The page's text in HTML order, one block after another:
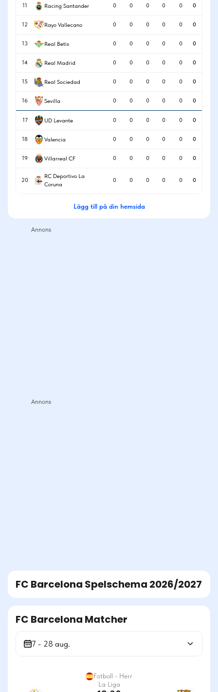
11 Racing Santander 0 0 0 0 0 0
12 Rayo Vallecano 0 0 0 0 0 0
13 Real Betis 0 0 0 0 0 0
14 Real Madrid 0 0 0 0 0 0
15 Real Sociedad 0 0 0 0 0 0
16 Sevilla 0 0 0 0 0 0
17 UD Levante 0 0 0 0 0 0
18 Valencia 0 0 0 0 0 0
19 Villarreal CF 0 0 0 0 0 0
20
RC Deportivo La
Coruna
0 0 0 0 0 0
Lägg till på din hemsida
FC Barcelona Spelschema 2026/2027
FC Barcelona Matcher
7 - 28 aug.
Fotboll - Herr
La Liga